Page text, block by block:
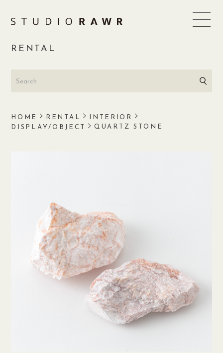
RENTAL
HOME RENTAL
INTERIOR
DISPLAY/OBJECT
QUARTZ STONE